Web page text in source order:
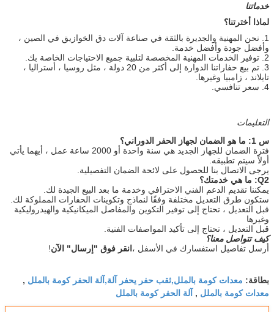
خدماتنا
لماذا أخترتنا؟
1. نحن المهنية والجديرة بالثقة في صناعة آلات دق الخوازيق في الصين ،
وأفضل جودة وأفضل خدمة.
2. توفير الخدمات المهنية المخصصة لتلبية جميع الاحتياجات الخاصة بك.
3. تم بيع حفاراتنا الدوارة إلى أكثر من 20 دولة ، مثل روسيا ، أستراليا ،
تايلاند ، زامبيا وغيرها.
4. سعر تنافسي.
التعليمات
س 1: ما هو الضمان لجهاز الحفر الدوراني؟
فترة الضمان للجهاز الجديد هي سنة واحدة أو 2000 ساعة عمل ، أيهما يأتي
أولاً سيتم تطبيقه.
يرجى الاتصال بنا للحصول على لائحة الضمان التفصيلية.
Q2: ما هي خدمتك؟
يمكننا تقديم الدعم الفني الاحترافي وخدمة ما بعد البيع الجيدة لك.
ستكون طرق التعديل مختلفة وفقًا لنماذج وتكوينات الحفارات المملوكة لك.
قبل التعديل ، تحتاج إلى توفير التكوين والمفاصل الميكانيكية والهيدروليكية
وغيرها
قبل التعديل ، تحتاج إلى تأكيد المواصفات الفنية.
كيف تتواصل معنا؟
أرسل تفاصيل استفسارك في الأسفل ، انقر فوق "إرسال" الآن!
بطاقة: معدات كومة بالملل,ثقب حفر يحفر آلة,آلة الحفر كومة بالملل ,
معدات كومة بالملل , آلة الحفر كومة بالملل